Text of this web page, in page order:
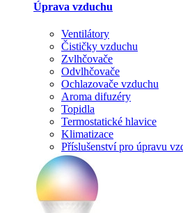
Úprava vzduchu
Ventilátory
Čističky vzduchu
Zvlhčovače
Odvlhčovače
Ochlazovače vzduchu
Aroma difuzéry
Topidla
Termostatické hlavice
Klimatizace
Příslušenství pro úpravu